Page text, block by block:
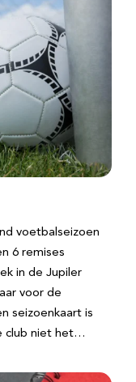
voetbalseizoen
6 remises
in de Jupiler
voor de
seizoenkaart is
club niet het…